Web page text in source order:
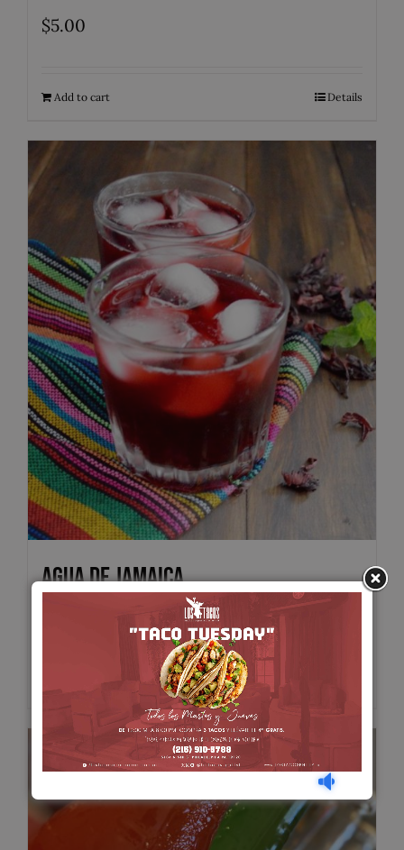
$5.00
Add to cart Details
Agua de Jamaica
Add to cart